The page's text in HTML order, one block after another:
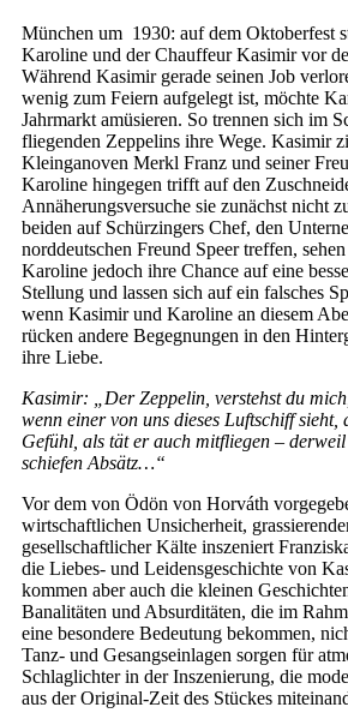
München um 1930: auf dem Oktoberfest
Karoline und der Chauffeur Kasimir vor
Während Kasimir gerade seinen Job
wenig zum Feiern aufgelegt ist, möchte
Jahrmarkt amüsieren. So trennen sich im
fliegenden Zeppelins ihre Wege. Kasimir
Kleinganoven Merkl Franz und seiner
Karoline hingegen trifft auf den
Annäherungsversuche sie zunächst nicht
beiden auf Schürzingers Chef, den
norddeutschen Freund Speer treffen,
Karoline jedoch ihre Chance auf eine
Stellung und lassen sich auf ein falsches
wenn Kasimir und Karoline an diesem
rücken andere Begegnungen in den
ihre Liebe.
Kasimir: „Der Zeppelin, verstehst du
wenn einer von uns dieses Luftschiff sieht,
Gefühl, als tät er auch mitfliegen –
schiefen Absätz…“
Vor dem von Ödön von Horváth
wirtschaftlichen Unsicherheit,
gesellschaftlicher Kälte inszeniert
die Liebes- und Leidensgeschichte von
kommen aber auch die kleinen
Banalitäten und Absurditäten, die im
eine besondere Bedeutung bekommen,
Tanz- und Gesangseinlagen sorgen für
Schlaglichter in der Inszenierung, die
aus der Original-Zeit des Stückes